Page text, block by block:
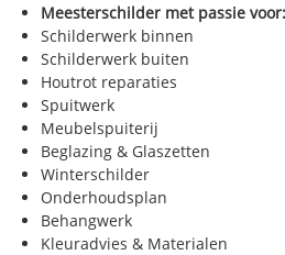
Meesterschilder met passie voor:
Schilderwerk binnen
Schilderwerk buiten
Houtrot reparaties
Spuitwerk
Meubelspuiterij
Beglazing & Glaszetten
Winterschilder
Onderhoudsplan
Behangwerk
Kleuradvies & Materialen